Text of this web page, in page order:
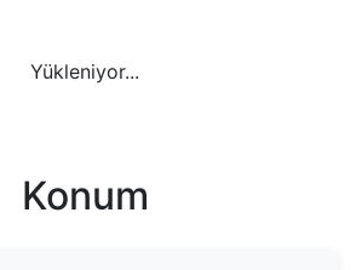
Yükleniyor...
Konum